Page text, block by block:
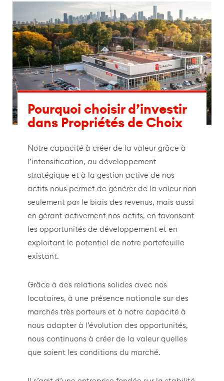
Pourquoi choisir d’investir
dans Propriétés de Choix
Notre capacité à créer de la valeur grâce à
l’intensification, au développement
stratégique et à la gestion active de nos
actifs nous permet de générer de la valeur non
seulement par le biais des revenus, mais aussi
en gérant activement nos actifs, en favorisant
les opportunités de développement et en
exploitant le potentiel de notre portefeuille
existant.
Grâce à des relations solides avec nos
locataires, à une présence nationale sur des
marchés très porteurs et à notre capacité à
nous adapter à l’évolution des opportunités,
nous continuons à créer de la valeur quelles
que soient les conditions du marché.